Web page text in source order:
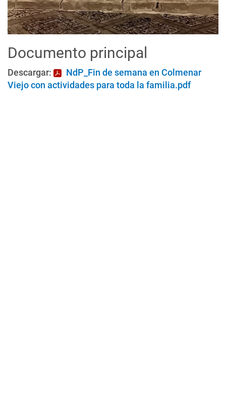
Documento principal
Descargar:
NdP_Fin de semana en Colmenar
Viejo con actividades para toda la familia.pdf